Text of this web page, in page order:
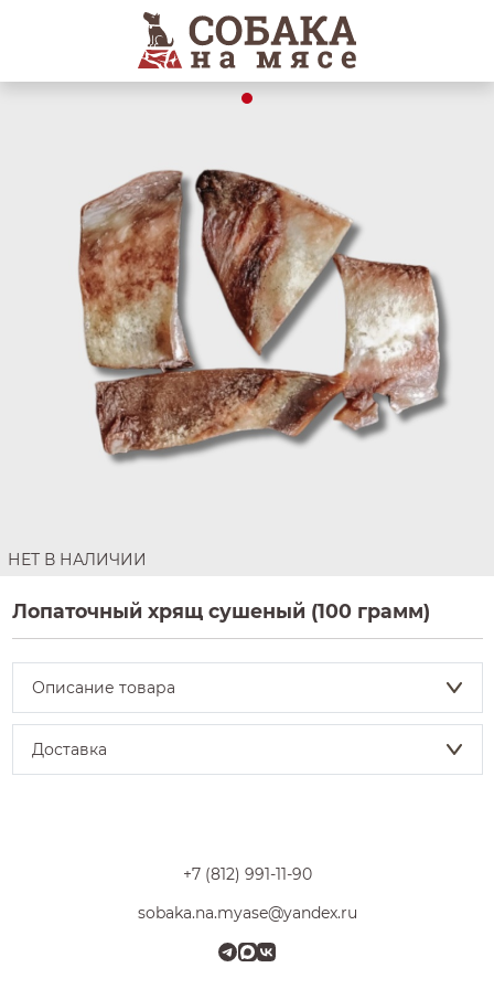
НЕТ В НАЛИЧИИ
Лопаточный хрящ сушеный (100 грамм)
Описание товара
Доставка
+7 (812) 991-11-90
sobaka.na.myase@yandex.ru